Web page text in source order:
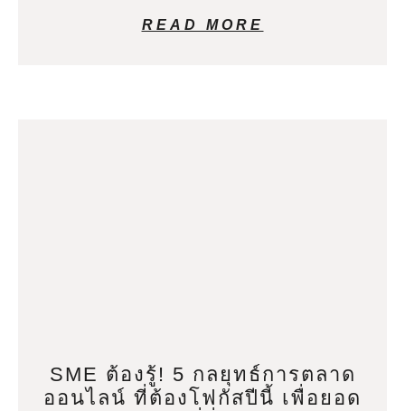
READ MORE
SME ต้องรู้! 5 กลยุทธ์การตลาด
ออนไลน์ ที่ต้องโฟกัสปีนี้ เพื่อยอด